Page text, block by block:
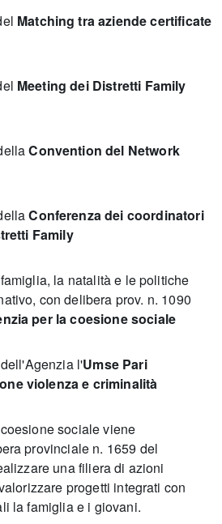
Matching tra aziende certificate
Meeting dei Distretti Family
Convention del Network
Conferenza dei coordinatori
Family
la natalità e le politiche
con delibera prov. n. 1090
per la coesione sociale
l'Umse Pari
violenza e criminalità
sociale viene
provinciale n. 1659 del
una filiera di azioni
progetti integrati con
la famiglia e i giovani.